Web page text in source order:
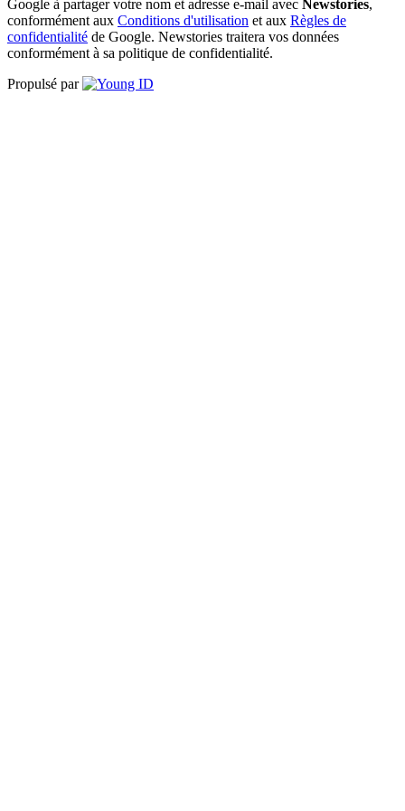
Google à partager votre nom et adresse e-mail avec Newstories,
conformément aux Conditions d'utilisation et aux Règles de
confidentialité de Google. Newstories traitera vos données
conformément à sa politique de confidentialité.
Propulsé par